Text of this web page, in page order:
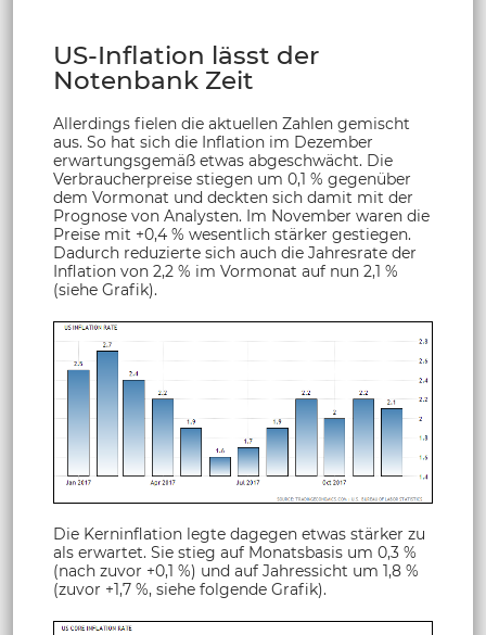
US-Inflation lässt der
Notenbank Zeit
Allerdings fielen die aktuellen Zahlen gemischt
aus. So hat sich die Inflation im Dezember
erwartungsgemäß etwas abgeschwächt. Die
Verbraucherpreise stiegen um 0,1 % gegenüber
dem Vormonat und deckten sich damit mit der
Prognose von Analysten. Im November waren die
Preise mit +0,4 % wesentlich stärker gestiegen.
Dadurch reduzierte sich auch die Jahresrate der
Inflation von 2,2 % im Vormonat auf nun 2,1 %
(siehe Grafik).
Die Kerninflation legte dagegen etwas stärker zu
als erwartet. Sie stieg auf Monatsbasis um 0,3 %
(nach zuvor +0,1 %) und auf Jahressicht um 1,8 %
(zuvor +1,7 %, siehe folgende Grafik).